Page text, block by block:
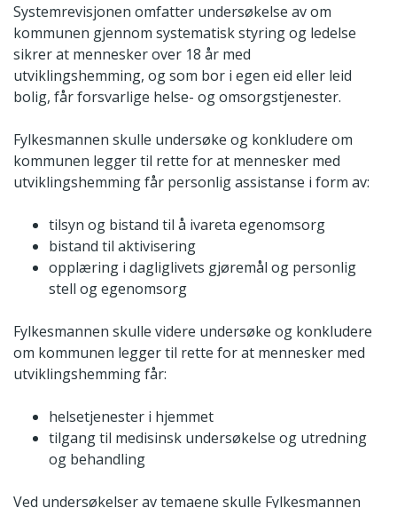
Systemrevisjonen omfatter undersøkelse av om
kommunen gjennom systematisk styring og ledelse
sikrer at mennesker over 18 år med
utviklingshemming, og som bor i egen eid eller leid
bolig, får forsvarlige helse- og omsorgstjenester.
Fylkesmannen skulle undersøke og konkludere om
kommunen legger til rette for at mennesker med
utviklingshemming får personlig assistanse i form av:
tilsyn og bistand til å ivareta egenomsorg
bistand til aktivisering
opplæring i dagliglivets gjøremål og personlig
stell og egenomsorg
Fylkesmannen skulle videre undersøke og konkludere
om kommunen legger til rette for at mennesker med
utviklingshemming får:
helsetjenester i hjemmet
tilgang til medisinsk undersøkelse og utredning
og behandling
Ved undersøkelser av temaene skulle Fylkesmannen